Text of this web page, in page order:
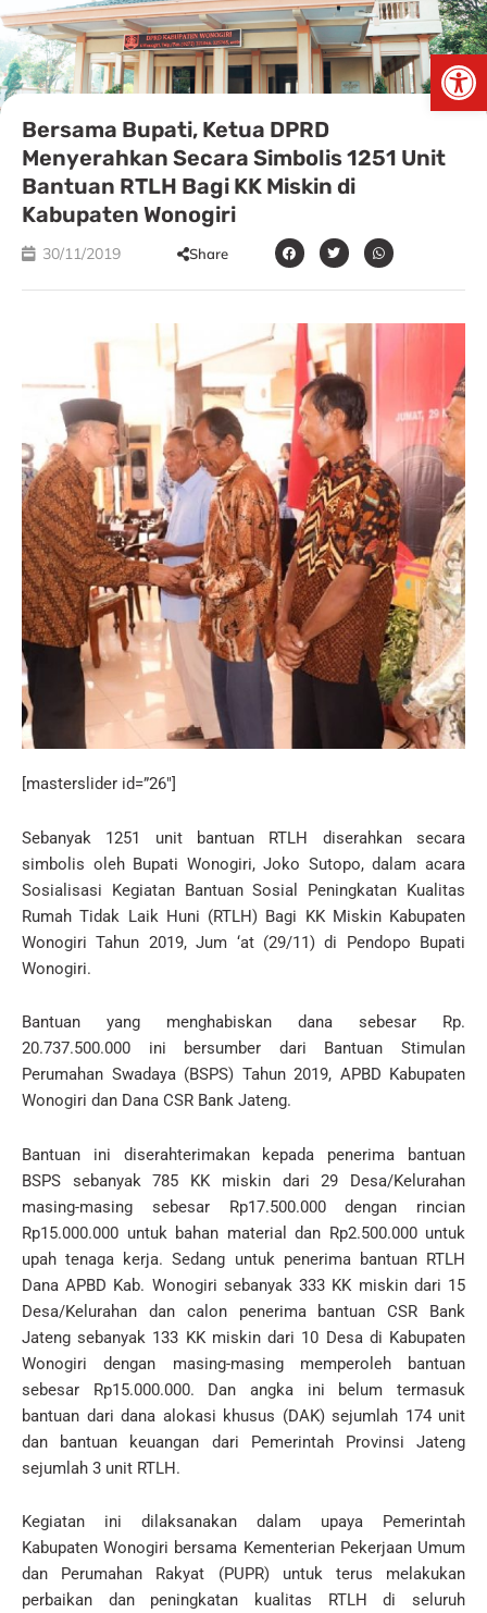
Skip
content
Bersama Bupati, Ketua DPRD
Menyerahkan Secara Simbolis 1251 Unit
Bantuan RTLH Bagi KK Miskin di
Kabupaten Wonogiri
30/11/2019 Share
[masterslider id=”26″]
Sebanyak 1251 unit bantuan RTLH diserahkan secara
simbolis oleh Bupati Wonogiri, Joko Sutopo, dalam acara
Sosialisasi Kegiatan Bantuan Sosial Peningkatan Kualitas
Rumah Tidak Laik Huni (RTLH) Bagi KK Miskin Kabupaten
Wonogiri Tahun 2019, Jum ‘at (29/11) di Pendopo Bupati
Wonogiri.
Bantuan yang menghabiskan dana sebesar Rp.
20.737.500.000 ini bersumber dari Bantuan Stimulan
Perumahan Swadaya (BSPS) Tahun 2019, APBD Kabupaten
Wonogiri dan Dana CSR Bank Jateng.
Bantuan ini diserahterimakan kepada penerima bantuan
BSPS sebanyak 785 KK miskin dari 29 Desa/Kelurahan
masing-masing sebesar Rp17.500.000 dengan rincian
Rp15.000.000 untuk bahan material dan Rp2.500.000 untuk
upah tenaga kerja. Sedang untuk penerima bantuan RTLH
Dana APBD Kab. Wonogiri sebanyak 333 KK miskin dari 15
Desa/Kelurahan dan calon penerima bantuan CSR Bank
Jateng sebanyak 133 KK miskin dari 10 Desa di Kabupaten
Wonogiri dengan masing-masing memperoleh bantuan
sebesar Rp15.000.000. Dan angka ini belum termasuk
bantuan dari dana alokasi khusus (DAK) sejumlah 174 unit
dan bantuan keuangan dari Pemerintah Provinsi Jateng
sejumlah 3 unit RTLH.
Kegiatan ini dilaksanakan dalam upaya Pemerintah
Kabupaten Wonogiri bersama Kementerian Pekerjaan Umum
dan Perumahan Rakyat (PUPR) untuk terus melakukan
perbaikan dan peningkatan kualitas RTLH di seluruh